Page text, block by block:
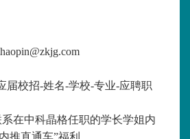
届校招-姓名-学校-专业-应聘职
在中科晶格任职的学长学姐内